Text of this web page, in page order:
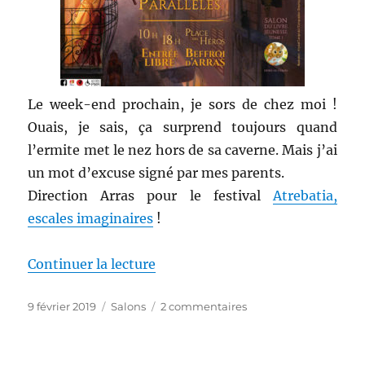
Le week-end prochain, je sors de chez moi !
Ouais, je sais, ça surprend toujours quand
l’ermite met le nez hors de sa caverne. Mais j’ai
un mot d’excuse signé par mes parents.
Direction Arras pour le festivalAtrebatia,
escales imaginaires !
Continuer la lecture
Publié
9 février 2019 Catégories
Salons 2 commentairessur